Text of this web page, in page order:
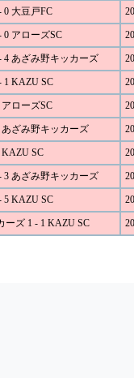
0 大豆戸FC
0 アローズSC
4 あざみ野キッカーズ
1 KAZU SC
ローズSC
あざみ野キッカーズ
KAZU SC
3 あざみ野キッカーズ
5 KAZU SC
ーズ 1 - 1 KAZU SC